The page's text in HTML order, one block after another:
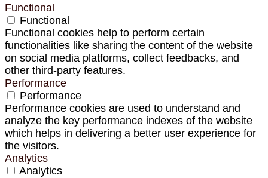
Functional
Functional
Functional cookies help to perform certain
functionalities like sharing the content of the website
on social media platforms, collect feedbacks, and
other third-party features.
Performance
Performance
Performance cookies are used to understand and
analyze the key performance indexes of the website
which helps in delivering a better user experience for
the visitors.
Analytics
Analytics